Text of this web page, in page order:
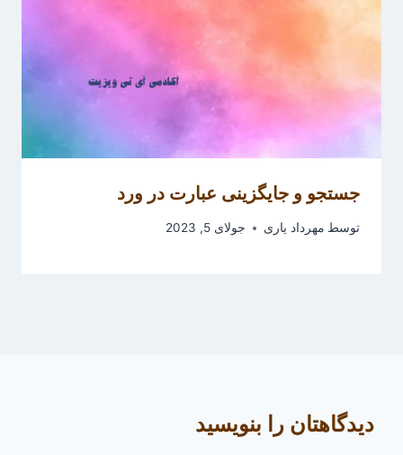
جستجو و جایگزینی عبارت در ورد
توسط مهرداد یاری جولای 5, 2023
دیدگاهتان را بنویسید